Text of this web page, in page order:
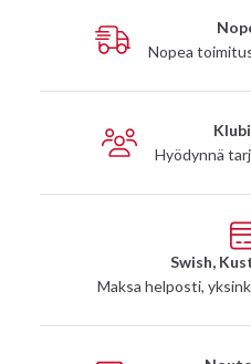
Nopea
Hyödynnä
Swish,
Maksa helposti,